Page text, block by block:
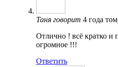
Таня говорит 4 года
Отлично ! всё кратко и
огромное !!!
Ответить